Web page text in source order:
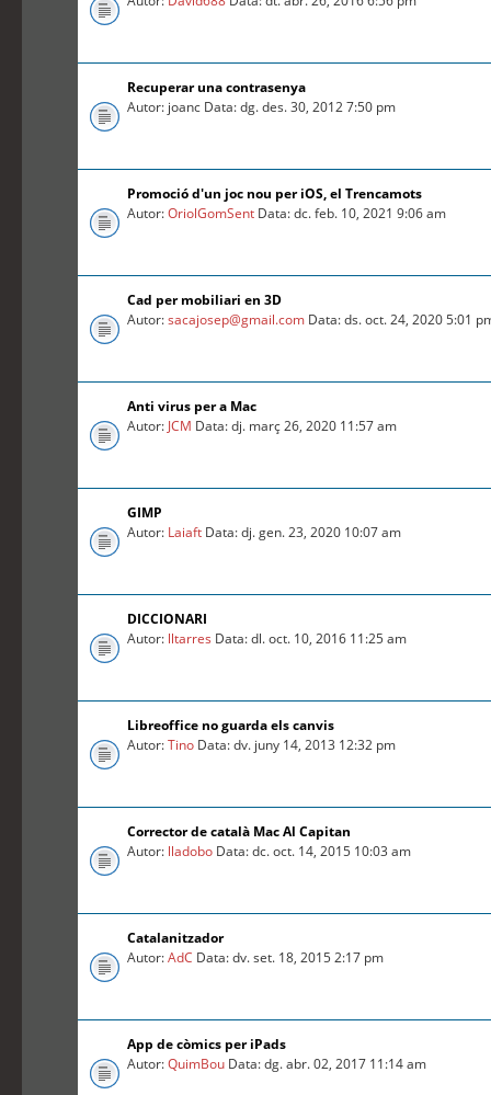
Recuperar una contrasenya
Autor: joanc Data: dg. des. 30, 2012 7:50 pm
Promoció d'un joc nou per iOS, el Trencamots
Autor:OriolGomSent Data: dc. feb. 10, 2021 9:06 am
Cad per mobiliari en 3D
Autor:sacajosep@gmail.com Data: ds. oct. 24, 2020 5:01
Anti virus per a Mac
Autor: JCM Data: dj. març 26, 2020 11:57 am
GIMP
Autor: Laiaft Data: dj. gen. 23, 2020 10:07 am
DICCIONARI
Autor: lltarres Data: dl. oct. 10, 2016 11:25 am
Libreoffice no guarda els canvis
Autor:Tino Data: dv. juny 14, 2013 12:32 pm
Corrector de català Mac Al Capitan
Autor: lladobo Data: dc. oct. 14, 2015 10:03 am
Catalanitzador
Autor:AdC Data: dv. set. 18, 2015 2:17 pm
App de còmics per iPads
Autor:QuimBou Data: dg. abr. 02, 2017 11:14 am